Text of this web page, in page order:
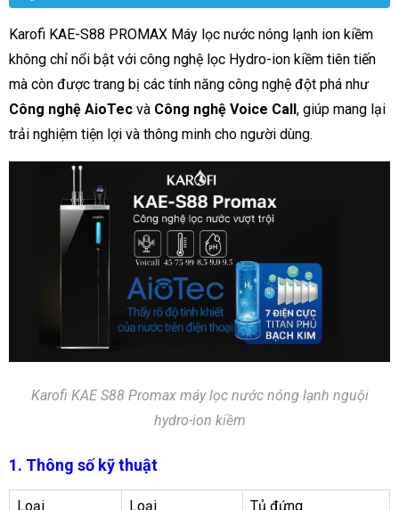
Karofi KAE-S88 PROMAX Máy lọc nước nóng lạnh ion kiềm
không chỉ nổi bật với công nghệ lọc Hydro-ion kiềm tiên tiến
mà còn được trang bị các tính năng công nghệ đột phá như
Công nghệ AioTec và Công nghệ Voice Call , giúp mang lại
trải nghiệm tiện lợi và thông minh cho người dùng.
Karofi KAE S88 Promax máy lọc nước nóng lạnh nguội
hydro-ion kiềm
1. Thông số kỹ thuật
Loại Loại Tủ đứng